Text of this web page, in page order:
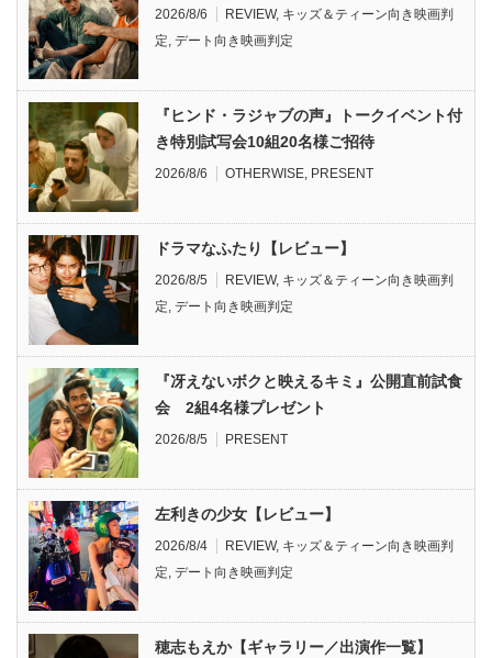
2026/8/6 REVIEW, キッズ＆ティーン向き映画判
定, デート向き映画判定
『ヒンド・ラジャブの声』トークイベント付
き特別試写会10組20名様ご招待
2026/8/6 OTHERWISE, PRESENT
ドラマなふたり【レビュー】
2026/8/5 REVIEW, キッズ＆ティーン向き映画判
定, デート向き映画判定
『冴えないボクと映えるキミ』公開直前試食
会 2組4名様プレゼント
2026/8/5 PRESENT
左利きの少女【レビュー】
2026/8/4 REVIEW, キッズ＆ティーン向き映画判
定, デート向き映画判定
穂志もえか【ギャラリー／出演作一覧】